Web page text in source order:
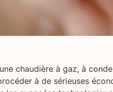
chaudière à gaz, à
à de sérieuses